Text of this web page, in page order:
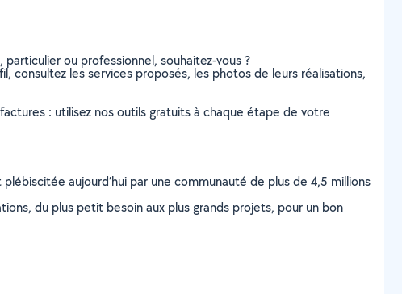
ou professionnel, souhaitez-vous ?
consultez les services proposés, les photos de leurs réalisations,
: utilisez nos outils gratuits à chaque étape de votre
aujourd’hui par une communauté de plus de 4,5 millions
du plus petit besoin aux plus grands projets, pour un bon